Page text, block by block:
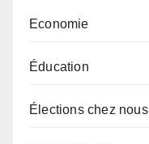
Economie
Éducation
Élections chez nous